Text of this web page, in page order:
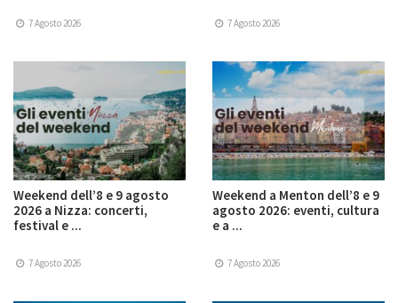
7 Agosto 2026 7 Agosto 2026
Weekend dell’8 e 9 agosto
2026 a Nizza: concerti,
festival e ...
7 Agosto 2026
Weekend a Menton dell’8 e 9
agosto 2026: eventi, cultura
e a ...
7 Agosto 2026